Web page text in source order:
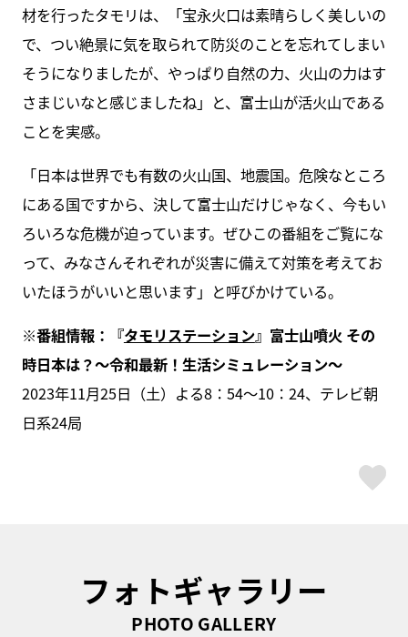
材を行ったタモリは、「宝永火口は素晴らしく美しいの
で、つい絶景に気を取られて防災のことを忘れてしまい
そうになりましたが、やっぱり自然の力、火山の力はす
さまじいなと感じましたね」と、富士山が活火山である
ことを実感。
「日本は世界でも有数の火山国、地震国。危険なところ
にある国ですから、決して富士山だけじゃなく、今もい
ろいろな危機が迫っています。ぜひこの番組をご覧にな
って、みなさんそれぞれが災害に備えて対策を考えてお
いたほうがいいと思います」と呼びかけている。
※番組情報：『タモリステーション』富士山噴火 その
時日本は？～令和最新！生活シミュレーション〜
2023年11月25日（土）よる8：54～10：24、テレビ朝
日系24局
フォトギャラリー
PHOTO GALLERY